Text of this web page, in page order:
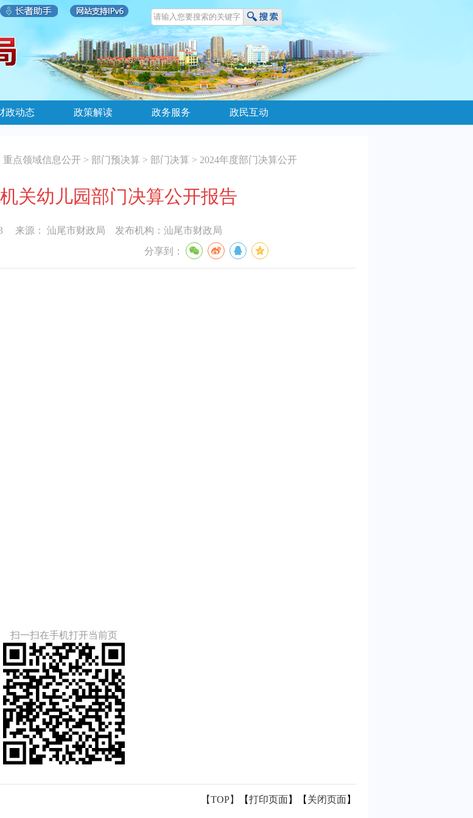
政动态 政策解读 政务服务 政民互动
重点领域信息公开 > 部门预决算 > 部门决算 > 2024年度部门决算公开
关幼儿园部门决算公开报告
来源： 汕尾市财政局 发布机构： 汕尾市财政局
分享到：
扫一扫在手机打开当前页
【TOP】 【打印页面】【 关闭页面】